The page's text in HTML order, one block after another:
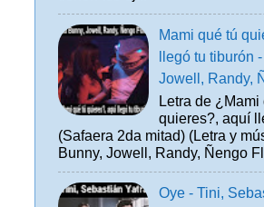
Mami qué tú
llegó tu tiburón
Jowell, Randy,
Letra de ¿Mami
quieres?, aquí
(Safaera 2da mitad) (Letra y
Bunny, Jowell, Randy, Ñengo
Oye - Tini,